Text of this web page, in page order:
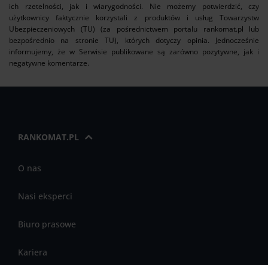
ich rzetelności, jak i wiarygodności. Nie możemy potwierdzić, czy
użytkownicy faktycznie korzystali z produktów i usług Towarzystw
Ubezpieczeniowych (TU) (za pośrednictwem portalu rankomat.pl lub
bezpośrednio na stronie TU), których dotyczy opinia. Jednocześnie
informujemy, że w Serwisie publikowane są zarówno pozytywne, jak i
negatywne komentarze.
RANKOMAT.PL
O nas
Nasi eksperci
Biuro prasowe
Kariera